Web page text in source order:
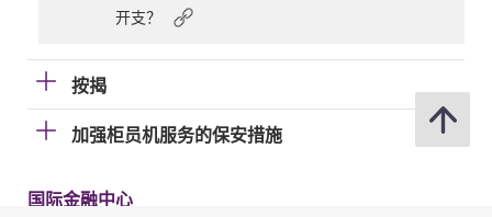
开支？
按揭
加强柜员机服务的保安措施
国际金融中心